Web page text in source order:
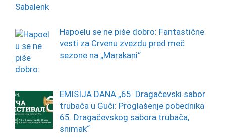
Hapoelu se ne piše dobro: Fantastične
vesti za Crvenu zvezdu pred meč
sezone na „Marakani“
EMISIJA DANA „65. Dragačevski sabor
trubača u Guči: Proglašenje pobednika
65. Dragačevskog sabora trubača,
snimak“